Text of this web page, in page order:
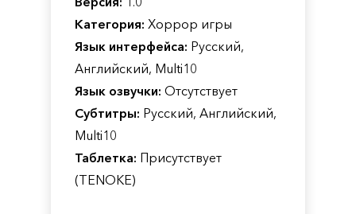
Категория: Хоррор игры
Язык интерфейса: Русский,
Английский, Multi10
Язык озвучки: Отсутствует
Субтитры: Русский, Английский,
Multi10
Таблетка: Присутствует
(TENOKE)